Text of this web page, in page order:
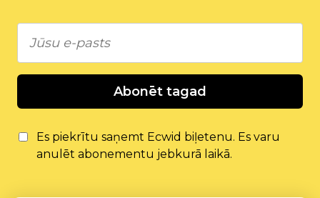
Abonēt tagad
Es piekrītu saņemt Ecwid biļetenu. Es varu
anulēt abonementu jebkurā laikā.